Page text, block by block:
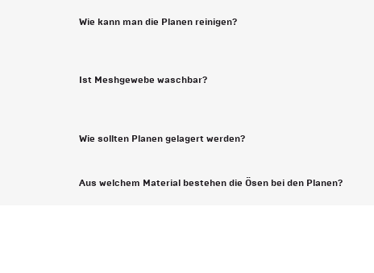
Wie kann man die Planen reinigen?
Ist Meshgewebe waschbar?
Wie sollten Planen gelagert werden?
Aus welchem Material bestehen die Ösen bei den Planen?